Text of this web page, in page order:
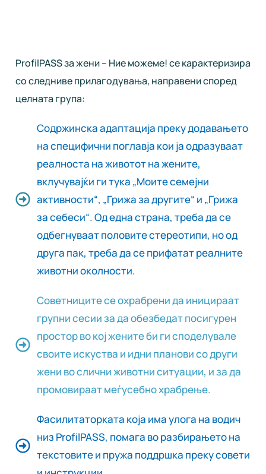
ProfilPASS за жени – Ние можеме! се карактеризира
со следниве прилагодувања, направени според
целната група:
Содржинска адаптација преку додавањето
на специфични поглавја кои ја одразуваат
реалноста на животот на жените,
вклучувајќи ги тука „Моите семејни
активности“, „Грижа за другите“ и „Грижа
за себеси“. Од една страна, треба да се
одбегнуваат половите стереотипи, но од
друга пак, треба да се прифатат реалните
животни околности.
Советниците се охрабрени да иницираат
групни сесии за да обезбедат посигурен
простор во кој жените би ги споделувале
своите искуства и идни планови со други
жени во слични животни ситуации, и за да
промовираат меѓусебно храбрење.
Фасилитаторката која има улога на водич
низ ProfilPASS, помага во разбирањето на
текстовите и пружа поддршка преку совети